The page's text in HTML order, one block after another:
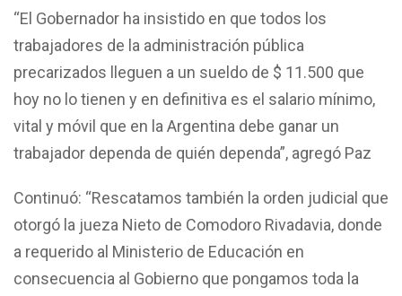
“El Gobernador ha insistido en que todos los
trabajadores de la administración pública
precarizados lleguen a un sueldo de $ 11.500 que
hoy no lo tienen y en definitiva es el salario mínimo,
vital y móvil que en la Argentina debe ganar un
trabajador dependa de quién dependa”, agregó Paz
Continuó: “Rescatamos también la orden judicial que
otorgó la jueza Nieto de Comodoro Rivadavia, donde
a requerido al Ministerio de Educación en
consecuencia al Gobierno que pongamos toda la